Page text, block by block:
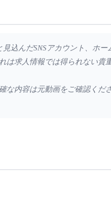
込んだSNSアカウント、ホ
求人情報では得られない貴
内容は元動画をご確認くださ